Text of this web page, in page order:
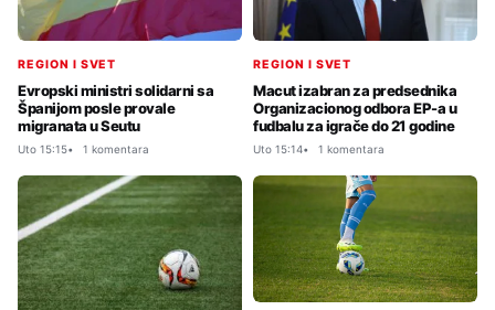
REGION I SVET
Evropski ministri solidarni sa
Španijom posle provale
migranata u Seutu
Uto 15:15 1 komentara
REGION I SVET
Macut izabran za predsednika
Organizacionog odbora EP-a u
fudbalu za igrače do 21 godine
Uto 15:14 1 komentara